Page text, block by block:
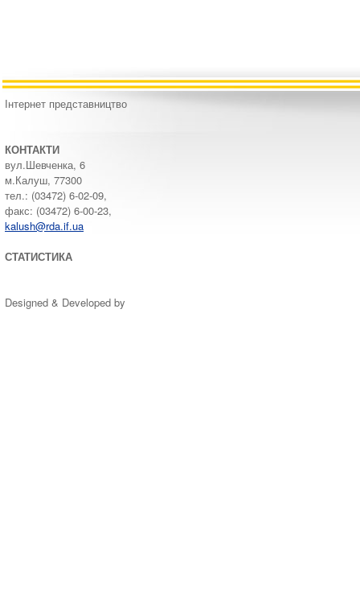
Інтернет представництво
КОНТАКТИ
вул.Шевченка, 6
м.Калуш, 77300
тел.: (03472) 6-02-09,
факс: (03472) 6-00-23,
kalush@rda.if.ua
СТАТИСТИКА
Designed & Developed by